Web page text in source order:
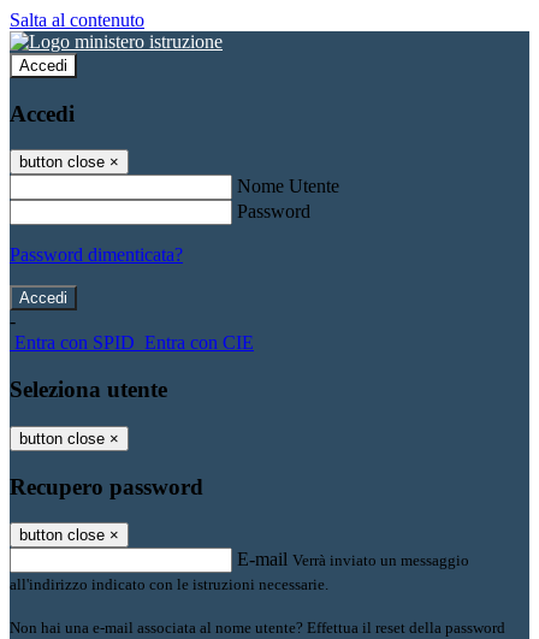
Salta al contenuto
Accedi
Accedi
button close ×
Nome Utente
Password
Password dimenticata?
-
Entra con SPID Entra con CIE
Seleziona utente
button close ×
Recupero password
button close ×
E-mail Verrà inviato un messaggio
all'indirizzo indicato con le istruzioni necessarie.
Non hai una e-mail associata al nome utente? Effettua il reset della password